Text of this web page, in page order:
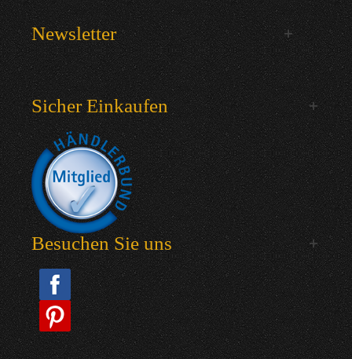
Newsletter
Sicher Einkaufen
Besuchen Sie uns